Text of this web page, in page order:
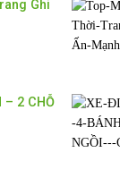
Ghi
– 2 CHỖ